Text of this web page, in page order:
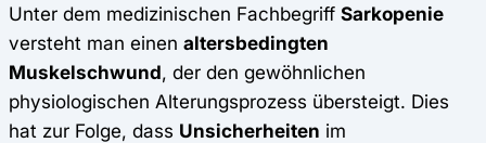
Unter dem medizinischen Fachbegriff Sarkopenie
versteht man einen altersbedingten
Muskelschwund, der den gewöhnlichen
physiologischen Alterungsprozess übersteigt. Dies
hat zur Folge, dass Unsicherheiten im